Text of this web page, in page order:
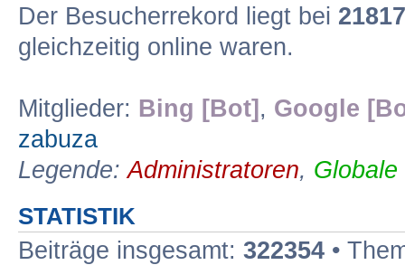
Der Besucherrekord liegt bei 21817
gleichzeitig online waren.
Mitglieder: Bing [Bot] , Google
zabuza
Legende:Administratoren,
STATISTIK
Beiträge insgesamt: 322354 •